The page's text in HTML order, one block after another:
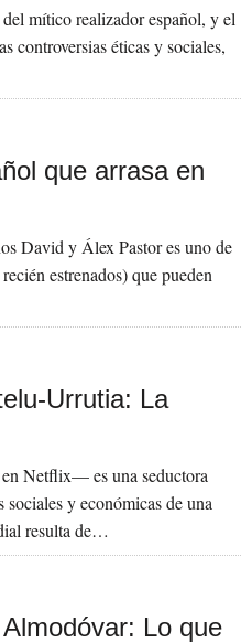
mítico realizador español, y el
controversias éticas y sociales,
que arrasa en
David y Álex Pastor es uno de
estrenados) que pueden
Urrutia: La
Netflix— es una seductora
y económicas de una
resulta de…
Lo que